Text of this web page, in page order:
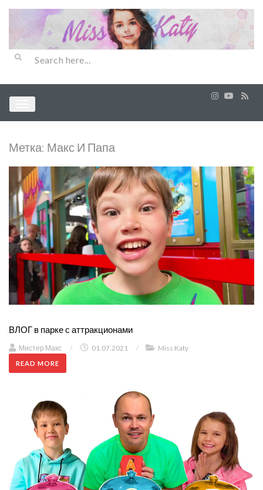
Метка: Макс И Папа
ВЛОГ в парке с аттракционами
Мистер Макс / 01.07.2021 / Miss Katy
READ MORE